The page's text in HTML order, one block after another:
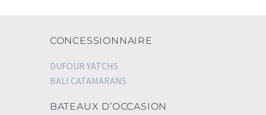
CONCESSIONNAIRE
DUFOUR YATCHS
BALI CATAMARANS
BATEAUX D’OCCASION